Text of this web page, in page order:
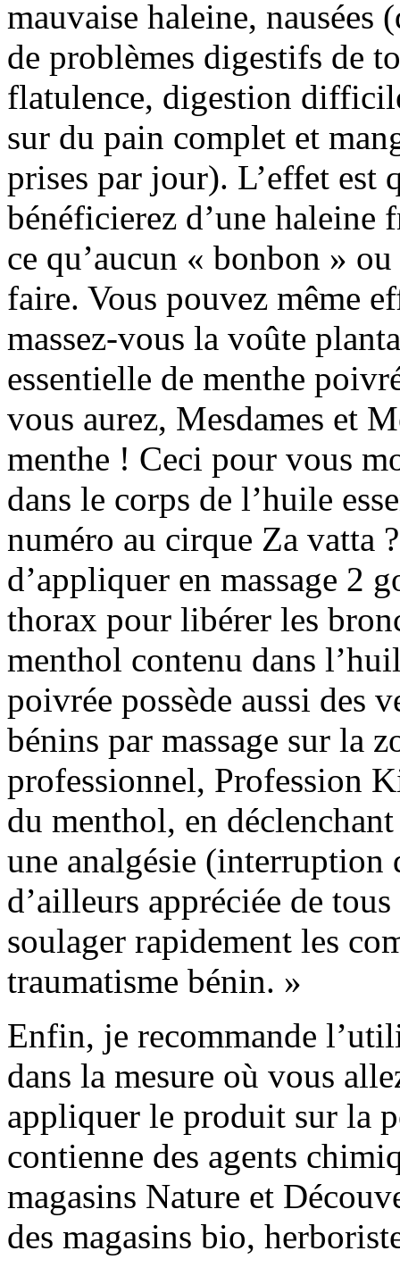
mauvaise haleine, nausées
de problèmes digestifs de
flatulence, digestion
sur du pain complet et
prises par jour). L’effet est
bénéficierez d’une haleine
ce qu’aucun « bonbon »
faire. Vous pouvez même
massez-vous la voûte
essentielle de menthe
vous aurez, Mesdames et
menthe ! Ceci pour vous
dans le corps de l’huile
numéro au cirque Za vatta
d’appliquer en massage 2
thorax pour libérer les
menthol contenu dans
poivrée possède aussi des
bénins par massage sur la
professionnel, Profession
du menthol, en
une analgésie
d’ailleurs appréciée de
soulager rapidement les
traumatisme bénin. »
Enfin, je recommande
dans la mesure où vous
appliquer le produit sur la
contienne des agents
magasins Nature et
des magasins bio,